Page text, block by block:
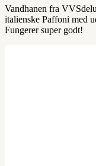
Vandhanen fra
italienske Paffoni med
Fungerer super godt!